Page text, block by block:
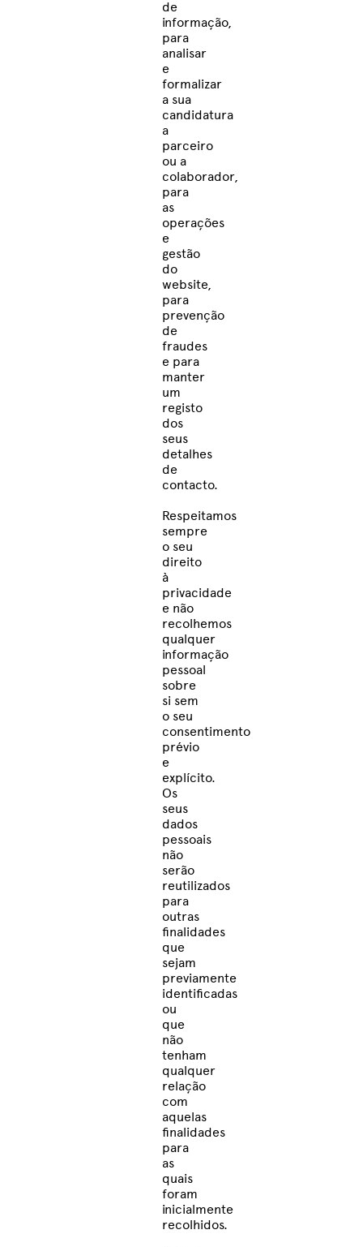
de
informação,
para
analisar
e
formalizar
a sua
candidatura
a
parceiro
ou a
colaborador,
para
as
operações
e
gestão
do
website,
para
prevenção
de
fraudes
e para
manter
um
registo
dos
seus
detalhes
de
contacto.
Respeitamos
sempre
o seu
direito
à
privacidade
e não
recolhemos
qualquer
informação
pessoal
sobre
si sem
o seu
consentimento
prévio
e
explícito.
Os
seus
dados
pessoais
não
serão
reutilizados
para
outras
finalidades
que
sejam
previamente
identificadas
ou
que
não
tenham
qualquer
relação
com
aquelas
finalidades
para
as
quais
foram
inicialmente
recolhidos.